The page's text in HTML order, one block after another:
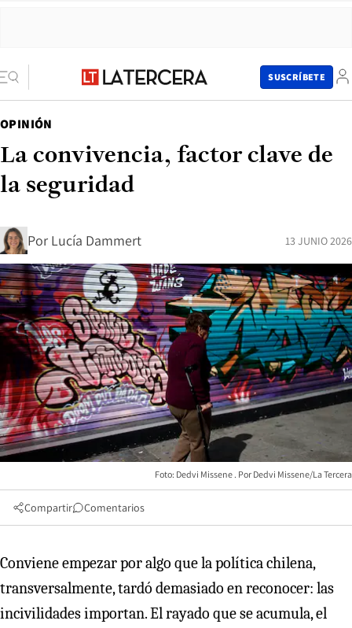
SUSCRÍBETE
OPINIÓN
La convivencia, factor clave de
la seguridad
Por Lucía Dammert 13 JUNIO 2026
Foto: Dedvi Missene Dedvi Missene/La Tercera
Compartir Comentarios
Conviene empezar por algo que la política chilena,
transversalmente, tardó demasiado en reconocer: las
incivilidades importan. El rayado que se acumula, el